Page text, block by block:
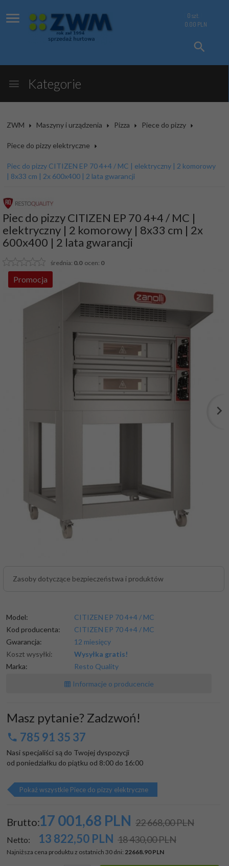
0 szt.
0.00 PLN
Kategorie
ZWM Maszyny i urządzenia Pizza Piece do pizzy
Piece do pizzy elektryczne
Piec do pizzy CITIZEN EP 70 4+4 / MC | elektryczny | 2 komorowy
| 8x33 cm | 2x 600x400 | 2 lata gwarancji
Piec do pizzy CITIZEN EP 70 4+4 / MC |
elektryczny | 2 komorowy | 8x33 cm | 2x
600x400 | 2 lata gwarancji
średnia: 0.0ocen: 0
Promocja
Zasoby dotyczące bezpieczeństwa i produktów
Model:
CITIZEN EP 70 4+4 / MC
Kod producenta:
CITIZEN EP 70 4+4 / MC
Gwarancja:
12 miesięcy
Koszt wysyłki:
Wysyłka gratis!
Marka:
Resto Quality
Informacje o producencie
Masz pytanie? Zadzwoń!
785 91 35 37
Nasi specjaliści są do Twojej dyspozycji
od poniedziałku do piątku od 8:00 do 16:00
Pokaż wszystkie Piece do pizzy elektryczne
Brutto:17 001,68 PLN 22 668,00 PLN
Netto: 13 822,50 PLN 18 430,00 PLN
Najniższa cena produktu z ostatnich 30 dni: 22668.90 PLN